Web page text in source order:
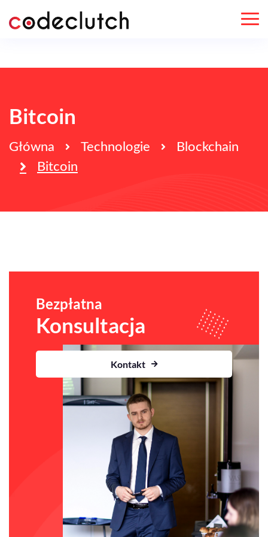
Bitcoin
Główna Technologie
Blockchain
Bitcoin
Bezpłatna
Konsultacja
Kontakt